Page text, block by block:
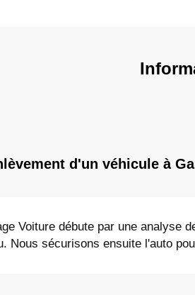
d'un véhicule à
Voiture débute par une analyse
Nous sécurisons ensuite l'auto